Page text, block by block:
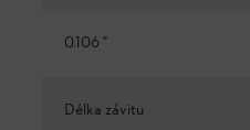
0.106 "
Délka závitu